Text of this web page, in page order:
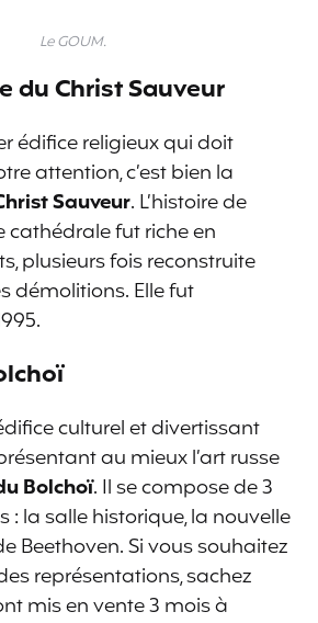
Le GOUM.
du Christ Sauveur
édifice religieux qui doit
attention, c’est bien la
Sauveur. L’histoire de
fut riche en
plusieurs fois reconstruite
démolitions. Elle fut
culturel et divertissant
au mieux l’art russe
Bolchoï. Il se compose de 3
: la salle historique, la nouvelle
Beethoven. Si vous souhaitez
représentations, sachez
mis en vente 3 mois à